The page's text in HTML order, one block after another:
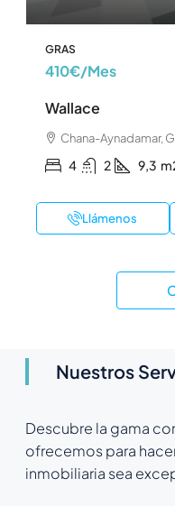
GRAS
410€/Mes
Wallace
Chana-Aynadamar,
4 2 9,3
Llámenos
Nuestros
Descubre la gama
ofrecemos para
inmobiliaria sea